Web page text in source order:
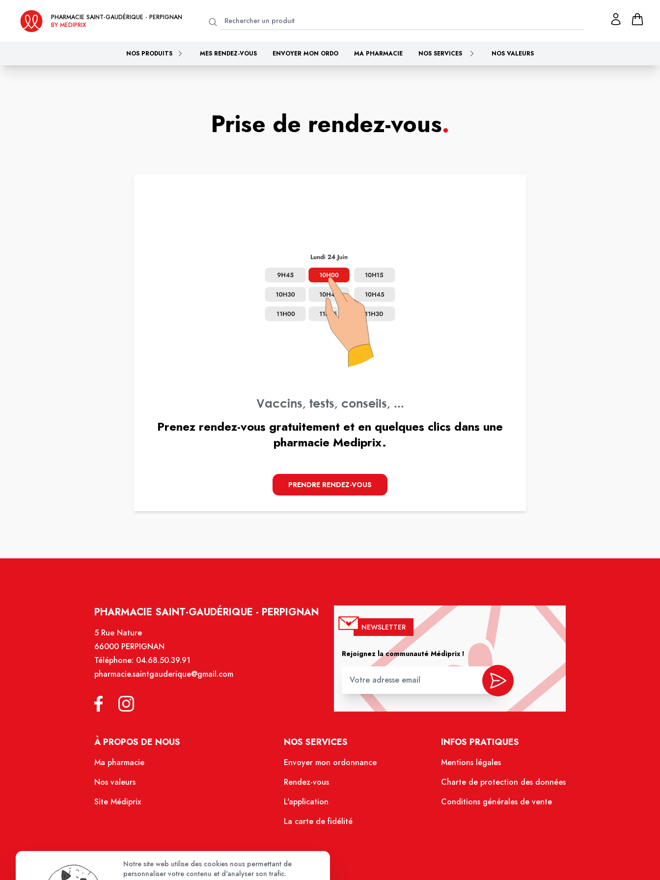
PHARMACIE SAINT-GAUDÉRIQUE - PERPIGNAN
BY MEDIPRIX
NOS PRODUITS MES RENDEZ-VOUS ENVOYER MON ORDO MA PHARMACIE NOS SERVICES NOS VALEURS
Prise de rendez-vous.
Vaccins, tests, conseils, ...
Prenez rendez-vous gratuitement et en quelques clics dans une
pharmacie Mediprix.
PRENDRE RENDEZ-VOUS
PHARMACIE SAINT-GAUDÉRIQUE - PERPIGNAN
5 Rue Nature
66000 PERPIGNAN
Téléphone: 04.68.50.39.91
pharmacie.saintgauderique@gmail.com
NEWSLETTER
Rejoignez la communauté Médiprix !
À PROPOS DE NOUS
Ma pharmacie
Nos valeurs
Site Médiprix
NOS SERVICES
Envoyer mon ordonnance
Rendez-vous
L'application
La carte de fidélité
INFOS PRATIQUES
Mentions légales
Charte de protection des données
Conditions générales de vente
Notre site web utilise des cookies nous permettant de
personnaliser votre contenu et d'analyser son trafic.